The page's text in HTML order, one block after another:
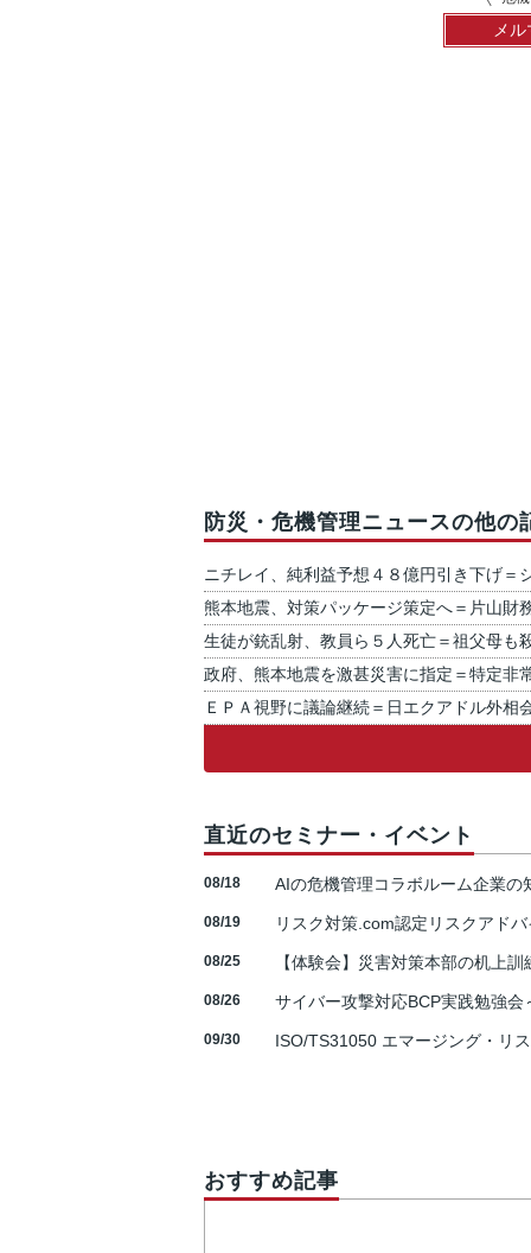
メ
防災・危機管理ニュースの他の
ニチレイ、純利益予想４８億円引き下げ＝
熊本地震、対策パッケージ策定へ＝片山財
生徒が銃乱射、教員ら５人死亡＝祖父母も
政府、熊本地震を激甚災害に指定＝特定非
ＥＰＡ視野に議論継続＝日エクアドル外相
直近のセミナー・イベント
08/18 AIの危機管理コラボルーム企業
08/19 リスク対策.com認定リスクアド
08/25 【体験会】災害対策本部の机上
08/26 サイバー攻撃対応BCP実践勉強
09/30 ISO/TS31050 エマージング・リ
おすすめ記事